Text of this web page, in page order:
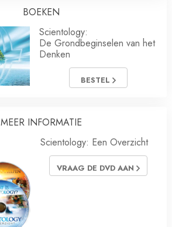
BOEKEN
Scientology:
De Grondbeginselen van het
Denken
BESTEL
MEER INFORMATIE
Scientology: Een Overzicht
VRAAG DE DVD AAN